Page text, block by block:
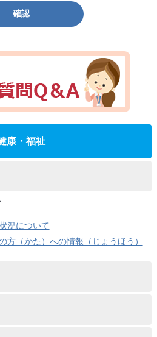
確認
康・福祉
況について
方（かた）への情報（じょうほう）